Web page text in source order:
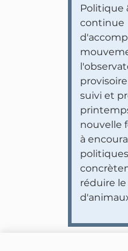
Politique
continue
suivi et
nouvelle
à
réduire